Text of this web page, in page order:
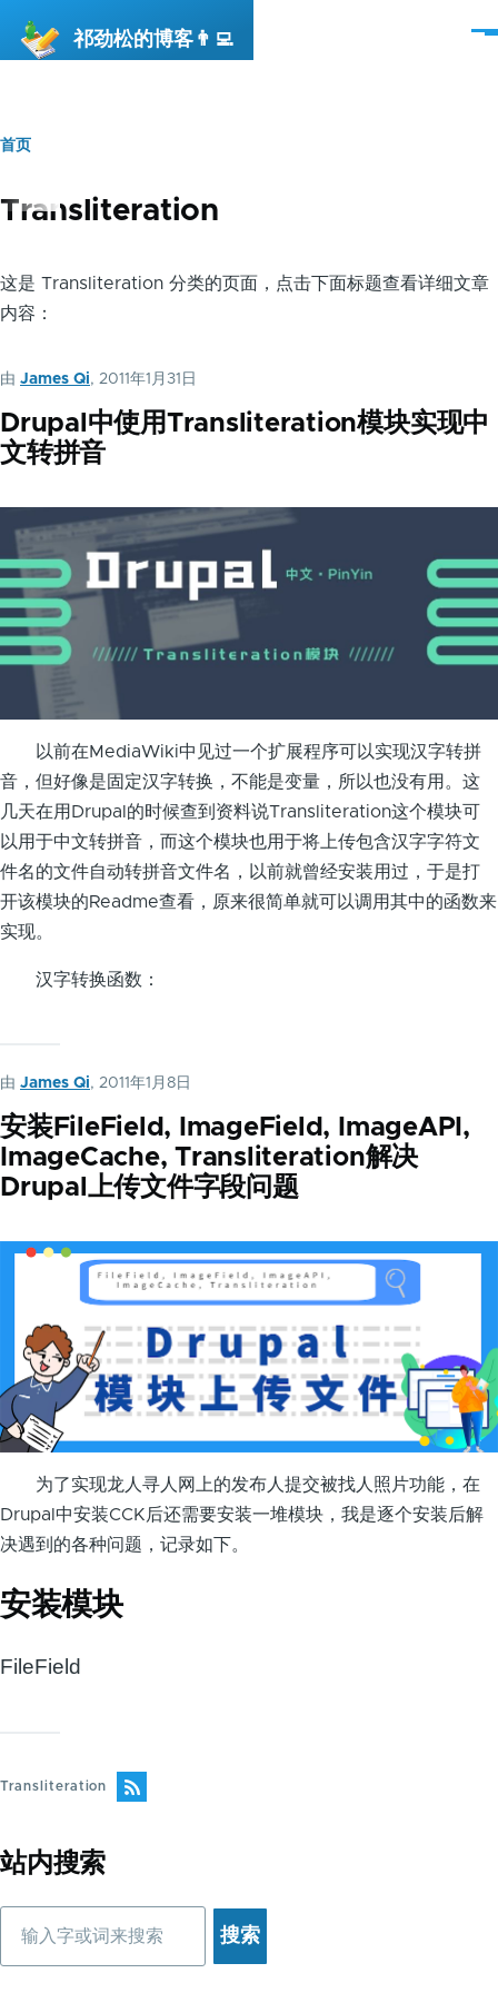
祁劲松的博客👨‍💻
菜
面
包
首页
Transliteration
这是 Transliteration 分类的页面，点击下面标题查看详细文章
内容：
由 James Qi, 2011年1月31日
Drupal中使用Transliteration模块实现中
文转拼音
以前在MediaWiki中见过一个扩展程序可以实现汉字转拼
音，但好像是固定汉字转换，不能是变量，所以也没有用。这
几天在用Drupal的时候查到资料说Transliteration这个模块可
以用于中文转拼音，而这个模块也用于将上传包含汉字字符文
件名的文件自动转拼音文件名，以前就曾经安装用过，于是打
开该模块的Readme查看，原来很简单就可以调用其中的函数来
实现。
汉字转换函数：
由 James Qi, 2011年1月8日
安装FileField, ImageField, ImageAPI,
ImageCache, Transliteration解决
Drupal上传文件字段问题
为了实现龙人寻人网上的发布人提交被找人照片功能，在
Drupal中安装CCK后还需要安装一堆模块，我是逐个安装后解
决遇到的各种问题，记录如下。
安装模块
FileField
Transliteration
站内搜索